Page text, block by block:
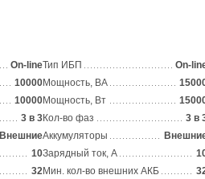
On-line
10000
10000
3 в 3
Внешние
10
32
Тип ИБП
On-
Мощность, ВА
Мощность, Вт
Кол-во фаз
3 в
Аккумуляторы
Зарядный ток, А
Мин. кол-во внешних АКБ